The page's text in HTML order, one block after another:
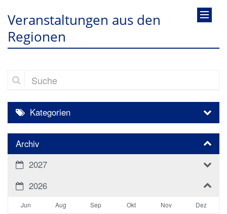
Veranstaltungen aus den
Regionen
Suche
Kategorien
Archiv
2027
2026
Jun Aug Sep Okt Nov Dez